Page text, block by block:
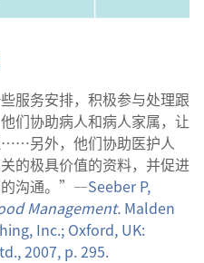
服务安排，积极参与处理跟
们协助病人和病人家属，让
另外，他们协助医护人
的极具价值的资料，并促进
的沟通。”—Seeber P,
Management. Malden
Inc.; Oxford, UK:
2007, p. 295.